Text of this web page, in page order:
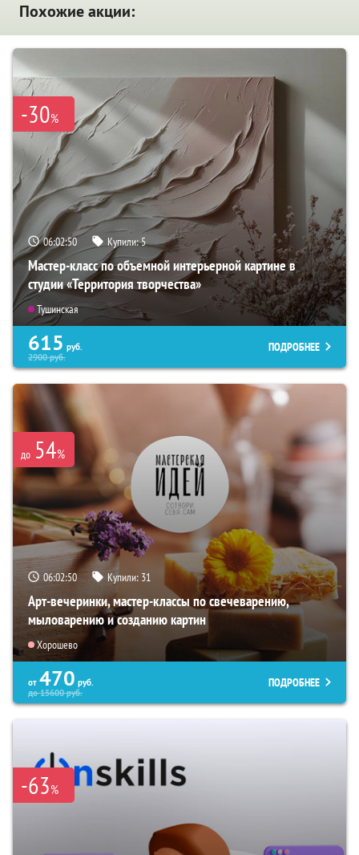
Похожие акции:
-30%
06:02:49 Купили:5
Мастер-класс по объемной интерьерной картине в
студии «Территория творчества»
Тушинская
615 руб.
2900руб.
ПОДРОБНЕЕ
до 54%
06:02:49 Купили: 31
Арт-вечеринки, мастер-классы по свечеварению,
мыловарению и созданию картин
Хорошево
от 470 руб.
до15600руб.
ПОДРОБНЕЕ
-63%